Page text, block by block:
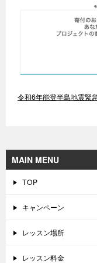
令和6年能登半島地震緊
MAIN MENU
TOP
キャンペーン
レッスン場所
レッスン料金